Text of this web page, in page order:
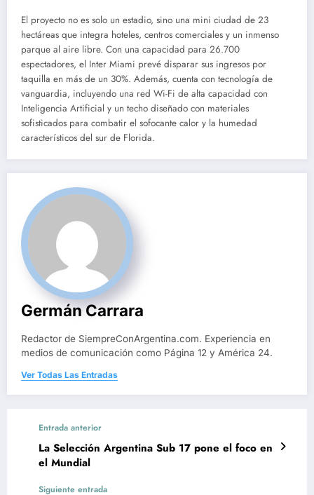
El proyecto no es solo un estadio, sino una mini ciudad de 23
hectáreas que integra hoteles, centros comerciales y un inmenso
parque al aire libre. Con una capacidad para 26.700
espectadores, el Inter Miami prevé disparar sus ingresos por
taquilla en más de un 30%. Además, cuenta con tecnología de
vanguardia, incluyendo una red Wi-Fi de alta capacidad con
Inteligencia Artificial y un techo diseñado con materiales
sofisticados para combatir el sofocante calor y la humedad
característicos del sur de Florida.
Germán Carrara
Redactor de SiempreConArgentina.com. Experiencia en
medios de comunicación como Página 12 y América 24.
Ver Todas Las Entradas
Entrada anterior
La Selección Argentina Sub 17 pone el foco en
el Mundial
Siguiente entrada